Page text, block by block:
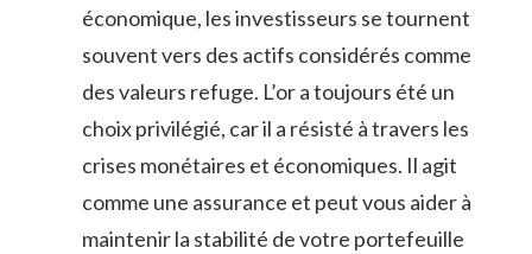
économique, ​les investisseurs se tournent
souvent vers des actifs⁤ considérés comme
des valeurs refuge. L’or a toujours‍ été un
choix privilégié, car il a résisté à travers⁣ les⁤
crises monétaires et économiques. Il agit⁤
comme une assurance et ⁤peut vous aider ⁣à
maintenir la stabilité de‌ votre portefeuille